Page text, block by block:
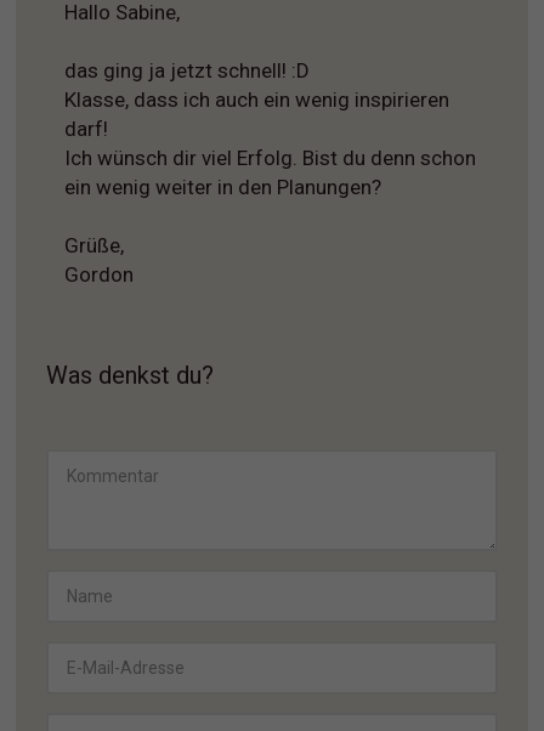
Hallo Sabine,
das ging ja jetzt schnell! :D
Klasse, dass ich auch ein wenig inspirieren
darf!
Ich wünsch dir viel Erfolg. Bist du denn schon
ein wenig weiter in den Planungen?
Grüße,
Gordon
Was denkst du?